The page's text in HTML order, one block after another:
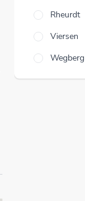
Rheurdt
Viersen
Wegberg